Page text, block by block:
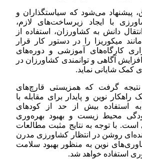
پیشنهاد می‌شود که سیاستگذاران و
با ایجاد زیرساخت‌های لازم،
دانش به کشاورزان، استفاده از
میکوریزا را در دستور کار قرار
کارگاه‌های آموزشی و دوره‌های
آگاهی و توانمندی کشاورزان در
کمک شایانی نماید.
نتیجه گرفت که همزیستی قارچ‌های
راهکار نوین و پایدار برای مقابله با
استفاده بیش از حد از کودهای
محیط زیست و بهبود بهره‌وری
با توجه به نتایج مثبت مطالعات
روشن در انتظار کشاورزی مدرن
نوین به منظور بهبود سلامت
استفاده خواهد شد.